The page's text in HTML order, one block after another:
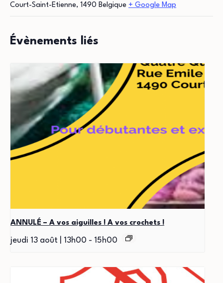
Court-Saint-Etienne, 1490 Belgique + Google Map
Évènements liés
ANNULÉ – A vos aiguilles ! A vos crochets !
jeudi 13 août | 13h00 - 15h00